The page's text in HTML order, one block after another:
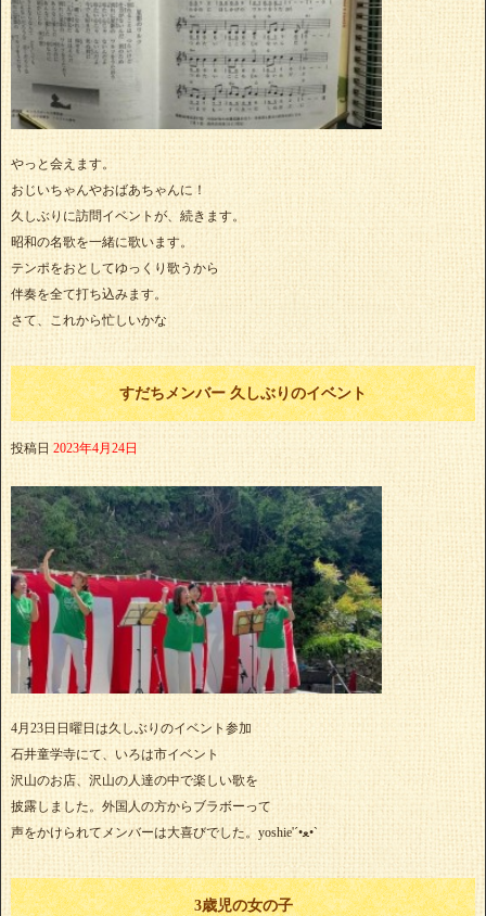
やっと会えます。
おじいちゃんやおばあちゃんに！
久しぶりに訪問イベントが、続きます。
昭和の名歌を一緒に歌います。
テンポをおとしてゆっくり歌うから
伴奏を全て打ち込みます。
さて、これから忙しいかな
すだちメンバー 久しぶりのイベント
投稿日 2023年4月24日
4月23日日曜日は久しぶりのイベント参加
石井童学寺にて、いろは市イベント
沢山のお店、沢山の人達の中で楽しい歌を
披露しました。外国人の方からブラボーって
声をかけられてメンバーは大喜びでした。yoshie'‎´•ﻌ•`
3歳児の女の子